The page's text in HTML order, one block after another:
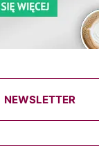
NEWSLETTER